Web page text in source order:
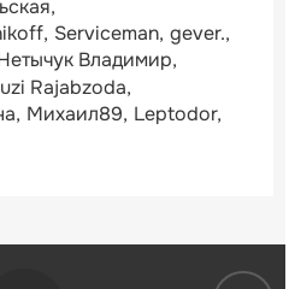
Serviceman gever.
Владимир
Rajabzoda
Михаил89 Leptodor